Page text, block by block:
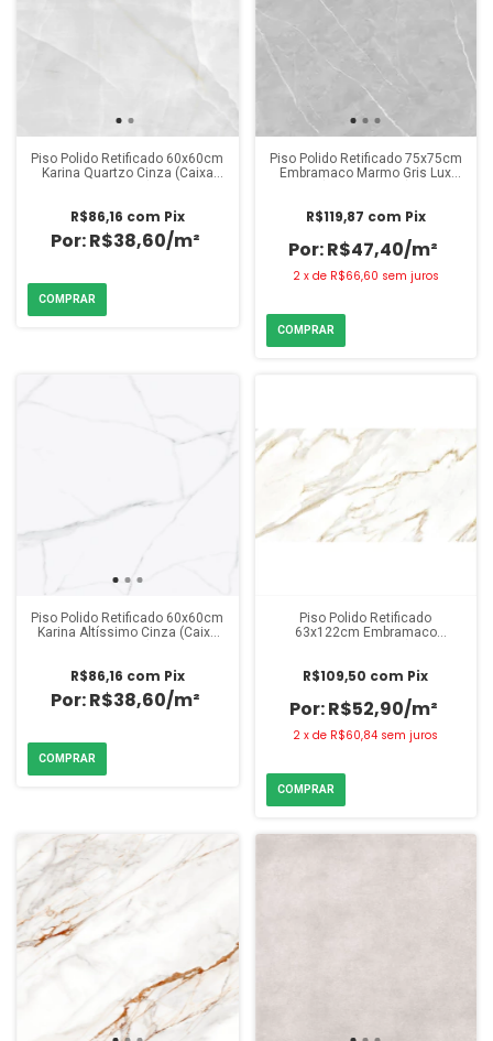
Piso Polido Retificado 60x60cm
Karina Quartzo Cinza (Caixa
R$38,60/m²
R$86,16 com Pix
Piso Polido Retificado 75x75cm
Embramaco Marmo Gris Lux
R$47,40/m²
R$119,87 com Pix
2 x de R$66,60 sem juros
Piso Polido Retificado 60x60cm
Karina Altíssimo Cinza (Caixa
R$38,60/m²
R$86,16 com Pix
Piso Polido Retificado
63x122cm Embramaco
R$52,90/m²
R$109,50 com Pix
2 xde R$60,84 sem juros